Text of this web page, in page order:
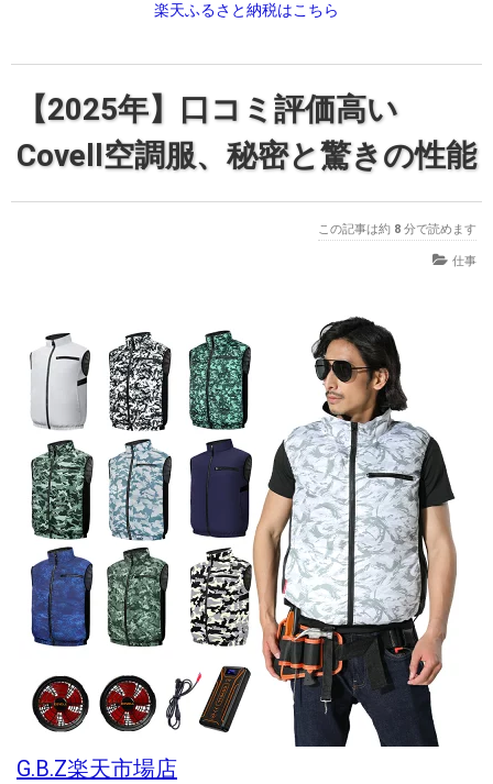
楽天ふるさと納税はこちら
【2025年】口コミ評価高い
Covell空調服、秘密と驚きの性能
この記事は約 8 分で読めます
仕事
G.B.Z楽天市場店